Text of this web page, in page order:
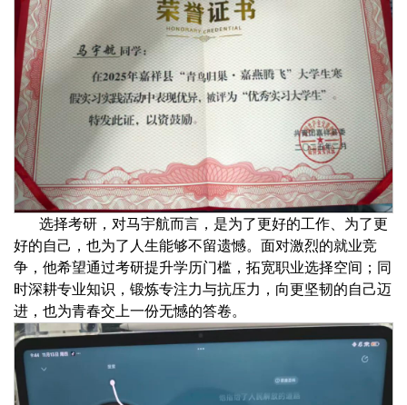
选择考研，对马宇航而言，是为了更好的工作、为了更
好的自己，也为了人生能够不留遗憾。 面对激烈的就业竞
争，他希望通过考研提升学历门槛，拓宽职业选择空间； 同
时深耕专业知识，锻炼专注力与抗压力，向更坚韧的自己迈
进， 也为青春交上一份无憾的答卷。